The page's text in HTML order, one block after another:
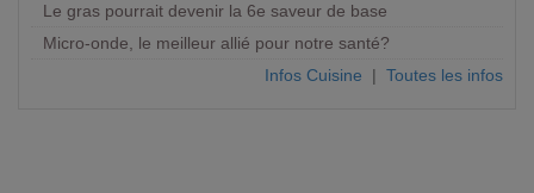
Le gras pourrait devenir la 6e saveur de base
Micro-onde, le meilleur allié pour notre santé?
Infos Cuisine | Toutes les infos